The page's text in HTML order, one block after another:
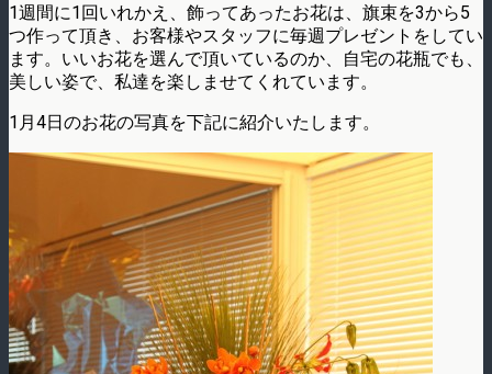
1週間に1回いれかえ、飾ってあったお花は、旗束を3から5
つ作って頂き、お客様やスタッフに毎週プレゼントをしてい
ます。いいお花を選んで頂いているのか、自宅の花瓶でも、
美しい姿で、私達を楽しませてくれています。
1月4日のお花の写真を下記に紹介いたします。